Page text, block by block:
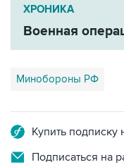
ХРОНИКА
Военная
Минобороны РФ
Купить
Подписаться на